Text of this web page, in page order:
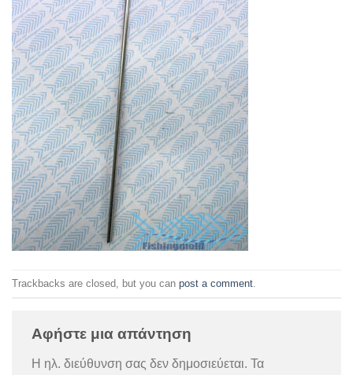
Trackbacks are closed, but you can post a comment
Αφήστε μια απάντηση
Η ηλ. διεύθυνση σας δεν δημοσιεύεται. Τα